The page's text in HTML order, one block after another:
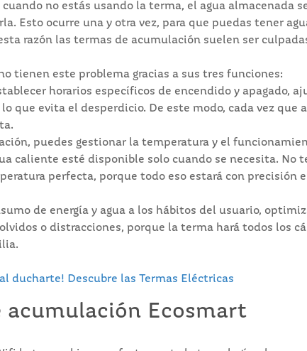
no estás usando la terma, el agua almacenada
Esto ocurre una y otra vez, para que puedas tener
razón las termas de acumulación suelen ser
tienen este problema gracias a sus tres funciones:
horarios específicos de encendido y apagado,
que evita el desperdicio. De este modo, cada vez que
puedes gestionar la temperatura y el
caliente esté disponible solo cuando se necesita. No
perfecta, porque todo eso estará con precisión
de energía y agua a los hábitos del usuario,
o distracciones, porque la terma hará todos los
ducharte! Descubre las Termas Eléctricas
acumulación Ecosmart